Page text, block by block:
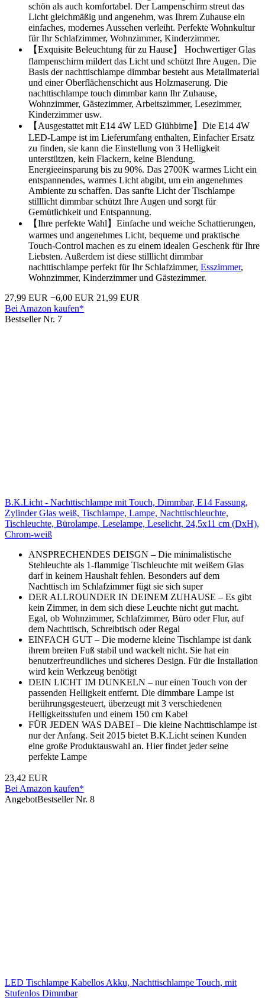
schön als auch komfortabel. Der Lampenschirm streut das
Licht gleichmäßig und angenehm, was Ihrem Zuhause ein
einfaches, modernes Aussehen verleiht. Perfekte Wohnkultur
für Ihr Schlafzimmer, Wohnzimmer, Kinderzimmer.
【Exquisite Beleuchtung für zu Hause】 Hochwertiger Glas
flampenschirm mildert das Licht und schützt Ihre Augen. Die
Basis der nachttischlampe dimmbar besteht aus Metallmaterial
und einer Oberflächenschicht aus Holzmaserung. Die
nachttischlampe touch dimmbar kann Ihr Zuhause,
Wohnzimmer, Gästezimmer, Arbeitszimmer, Lesezimmer,
Kinderzimmer usw.
【Ausgestattet mit E14 4W LED Glühbirne】Die E14 4W
LED-Lampe ist im Lieferumfang enthalten, Einfacher Ersatz
zu finden, sie kann die Einstellung von 3 Helligkeit
unterstützen, kein Flackern, keine Blendung.
Energieeinsparung bis zu 90%. Das 2700K warmes Licht ein
entspannendes, warmes Licht abgibt, um ein angenehmes
Ambiente zu schaffen. Das sanfte Licht der Tischlampe
stilllicht dimmbar schützt Ihre Augen und sorgt für
Gemütlichkeit und Entspannung.
【Ihre perfekte Wahl】Einfache und weiche Schattierungen,
warmes und angenehmes Licht, bequeme und praktische
Touch-Control machen es zu einem idealen Geschenk für Ihre
Liebsten. Außerdem ist diese stilllicht dimmbar
nachttischlampe perfekt für Ihr Schlafzimmer, Esszimmer,
Wohnzimmer, Kinderzimmer und Gästezimmer.
27,99 EUR −6,00 EUR 21,99 EUR
Bei Amazon kaufen*
Bestseller Nr. 7
B.K.Licht - Nachttischlampe mit Touch, Dimmbar, E14 Fassung,
Zylinder Glas weiß, Tischlampe, Lampe, Nachttischleuchte,
Tischleuchte, Bürolampe, Leselampe, Leselicht, 24,5x11 cm (DxH),
Chrom-weiß
ANSPRECHENDES DEISGN – Die minimalistische
Stehleuchte als 1-flammige Tischleuchte mit weißem Glas
darf in keinem Haushalt fehlen. Besonders auf dem
Nachttisch im Schlafzimmer fügt sie sich super
DER ALLROUNDER IN DEINEM ZUHAUSE – Es gibt
kein Zimmer, in dem sich diese Leuchte nicht gut macht.
Egal, ob Wohnzimmer, Schlafzimmer, Büro oder Flur, auf
dem Nachttisch, Schreibtisch oder Regal
EINFACH GUT – Die moderne kleine Tischlampe ist dank
ihrem breiten Fuß stabil und wackelt nicht. Sie hat ein
benutzerfreundliches und sicheres Design. Für die Installation
wird kein Werkzeug benötigt
DEIN LICHT IM DUNKELN – nur einen Touch von der
passenden Helligkeit entfernt. Die dimmbare Lampe ist
berührungsgesteuert, überzeugt mit 3 verschiedenen
Helligkeitsstufen und einem 150 cm Kabel
FÜR JEDEN WAS DABEI – Die kleine Nachttischlampe ist
nur der Anfang. Seit 2015 bietet B.K.Licht seinen Kunden
eine große Produktauswahl an. Hier findet jeder seine
perfekte Lampe
23,42 EUR
Bei Amazon kaufen*
AngebotBestseller Nr. 8
LED Tischlampe Kabellos Akku, Nachttischlampe Touch, mit
Stufenlos Dimmbar